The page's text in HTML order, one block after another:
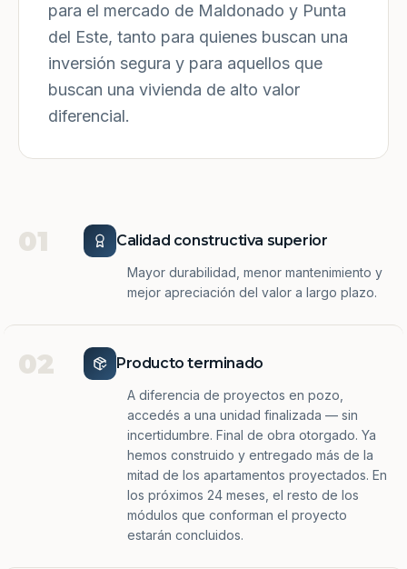
para el mercado de Maldonado y Punta
del Este, tanto para quienes buscan una
inversión segura y para aquellos que
buscan una vivienda de alto valor
diferencial.
01 Calidad constructiva superior
Mayor durabilidad, menor mantenimiento y
mejor apreciación del valor a largo plazo.
02 Producto terminado
A diferencia de proyectos en pozo,
accedés a una unidad finalizada — sin
incertidumbre. Final de obra otorgado. Ya
hemos construido y entregado más de la
mitad de los apartamentos proyectados. En
los próximos 24 meses, el resto de los
módulos que conforman el proyecto
estarán concluidos.